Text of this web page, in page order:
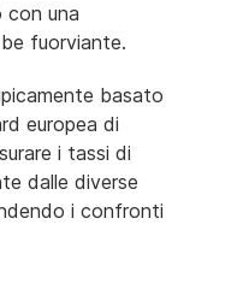
con una
fuorviante.
basato
europea di
i tassi di
dalle diverse
i confronti